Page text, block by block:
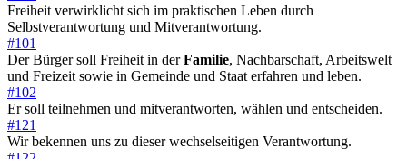
Freiheit verwirklicht sich im praktischen Leben durch
Selbstverantwortung und Mitverantwortung.
#101
Der Bürger soll Freiheit in derFamilie, Nachbarschaft, Arbeitswelt
und Freizeit sowie in Gemeinde und Staat erfahren und leben.
#102
Er soll teilnehmen und mitverantworten, wählen und entscheiden.
#121
Wir bekennen uns zu dieser wechselseitigen Verantwortung.